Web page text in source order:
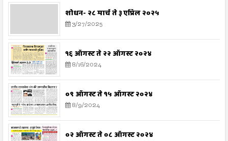
शोधन- २८ मार्च ते ३ एप्रिल २०२५
3/27/2025
१६ ऑगस्ट ते २२ ऑगस्ट २०२४
8/16/2024
०९ ऑगस्ट ते १५ ऑगस्ट २०२४
8/9/2024
०२ ऑगस्ट ते ०८ ऑगस्ट २०२४